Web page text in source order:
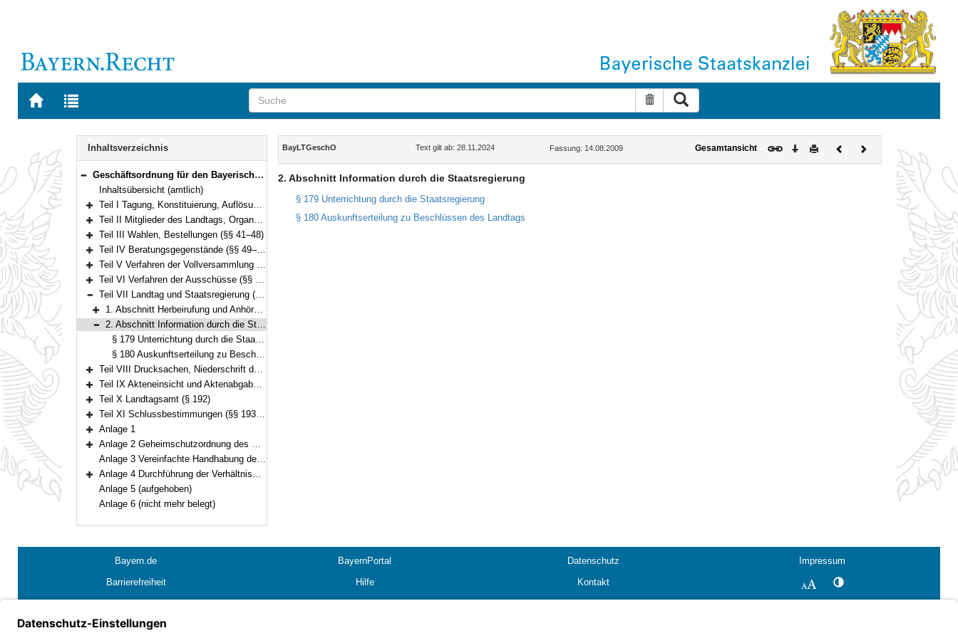
Zur
BAYERN.RECHT
Zur
letzten
Suche zurücksetzen
Navigation
Inhaltsverzeichnis
Bereich reduzieren
Geschäftsordnung für den Bayerischen Landtag (BayLTGeschO) in der Fassung der Bekanntmachung vom 14. August 2009 (GVBl. S. 420) BayRS 1100-3-I (§§ 1–195)
Inhaltsübersicht (amtlich)
Bereich erweitern
Teil I Tagung, Konstituierung, Auflösung und Abberufung (§§ 1–3)
Bereich erweitern
Teil II Mitglieder des Landtags, Organe und Gremien (§§ 4–40)
Bereich erweitern
Teil III Wahlen, Bestellungen (§§ 41–48)
Bereich erweitern
Teil IV Beratungsgegenstände (§§ 49–94)
Bereich erweitern
Teil V Verfahren der Vollversammlung (§§ 95–135)
Bereich erweitern
Teil VI Verfahren der Ausschüsse (§§ 136–175)
Bereich reduzieren
Teil VII Landtag und Staatsregierung (§§ 176–180)
Bereich erweitern
1. Abschnitt Herbeirufung und Anhörung der Staatsregierung (§§ 176–178)
Bereich reduzieren
2. Abschnitt Information durch die Staatsregierung (§§ 179–180)
§ 179 Unterrichtung durch die Staatsregierung
§ 180 Auskunftserteilung zu Beschlüssen des Landtags
Bereich erweitern
Teil VIII Drucksachen, Niederschrift der Verhandlungen und Ausfertigung der Beschlüsse (§§ 181–187)
Bereich erweitern
Teil IX Akteneinsicht und Aktenabgabe, Behandlung von Verschlusssachen (§§ 188–191)
Bereich erweitern
Teil X Landtagsamt (§ 192)
Bereich erweitern
Teil XI Schlussbestimmungen (§§ 193–195)
Bereich erweitern
Anlage 1
Bereich erweitern
Anlage 2 Geheimschutzordnung des Bayerischen Landtags (GeheimSchO)
Anlage 3 Vereinfachte Handhabung des Immunitätsrechts
Bereich erweitern
Anlage 4 Durchführung der Verhältnismäßigkeitsprüfung bei berufsreglementierenden Regelungen im Anwendungsbereich der Richtlinie 2005/36/EG
Anlage 5 (aufgehoben)
Anlage 6 (nicht mehr belegt)
Inhalt
BayLTGeschO Text gilt ab: 28.11.2024 Fassung: 14.08.2009 Gesamtansicht Download
DruckenVorherigesNächstes
Dokument
2. Abschnitt Information durch die Staatsregierung
§ 179 Unterrichtung durch die Staatsregierung
§ 180 Auskunftserteilung zu Beschlüssen des Landtags
Bayern.de BayernPortal Datenschutz
Impressum
Barrierefreiheit
Hilfe Kontakt SchriftgrößeKontrastwechsel